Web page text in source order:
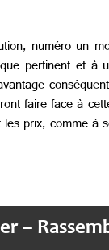
numéro un
pertinent et à
faire face à
prix, comme
–